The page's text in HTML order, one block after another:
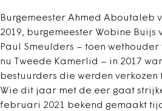
Burgemeester Ahmed Aboutaleb
2019, burgemeester Wobine Buijs
Paul Smeulders – toen
nu Tweede Kamerlid – in 2017
bestuurders die werden verkozen
Wie dit jaar met de eer gaat
februari 2021 bekend gemaakt